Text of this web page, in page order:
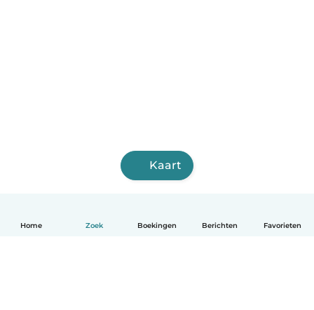
Home Zoek Boekingen Berichten Favorieten
Kaart